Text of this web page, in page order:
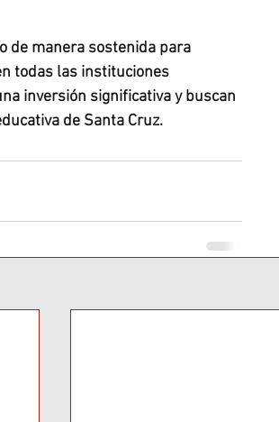
de manera sostenida para
todas las instituciones
inversión significativa y buscan
de Santa Cruz.